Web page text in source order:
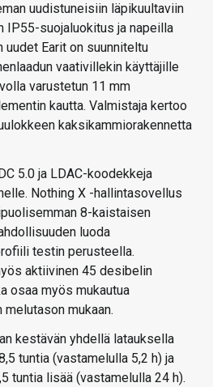
uudistuneisiin läpikuultaviin
IP55-suojaluokitus ja napeilla
uudet Earit on suunniteltu
vaativillekin käyttäjille
varustetun 11 mm
kautta. Valmistaja kertoo
kaksikammiorakennetta
5.0 ja LDAC-koodekkeja
Nothing X -hallintasovellus
8-kaistaisen
luoda
testin perusteella.
aktiivinen 45 desibelin
osaa myös mukautua
mukaan.
kestävän yhdellä latauksella
tuntia (vastamelulla 5,2 h) ja
tuntia lisää (vastamelulla 24 h).